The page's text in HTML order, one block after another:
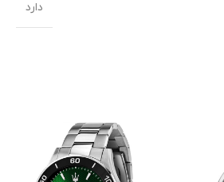
دارد